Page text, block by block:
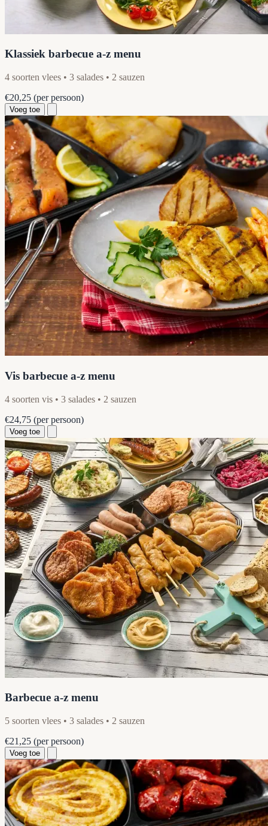
Klassiek barbecue a-z menu
4 soorten vlees • 3 salades • 2 sauzen
€20,25 (per persoon)
Voeg toe
Vis barbecue a-z menu
4 soorten vis • 3 salades • 2 sauzen
€24,75 (per persoon)
Voeg toe
Barbecue a-z menu
5 soorten vlees • 3 salades • 2 sauzen
€21,25 (per persoon)
Voeg toe